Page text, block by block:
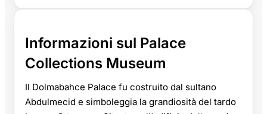
Informazioni sul Palace
Collections Museum
Il Dolmabahce Palace fu costruito dal sultano
Abdulmecid e simboleggia la grandiosità del tardo